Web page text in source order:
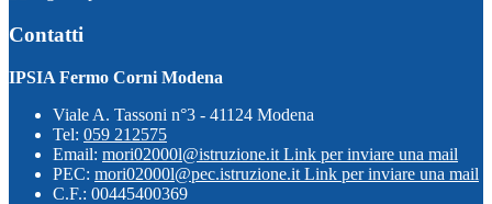
Contatti
IPSIA Fermo Corni Modena
Viale A. Tassoni n°3 - 41124 Modena
Tel: 059 212575
Email: mori02000l@istruzione.it Link per inviare una mail
PEC: mori02000l@pec.istruzione.it Link per inviare una mail
C.F.: 00445400369